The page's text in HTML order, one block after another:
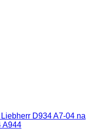
D934 A7-04 na
A944